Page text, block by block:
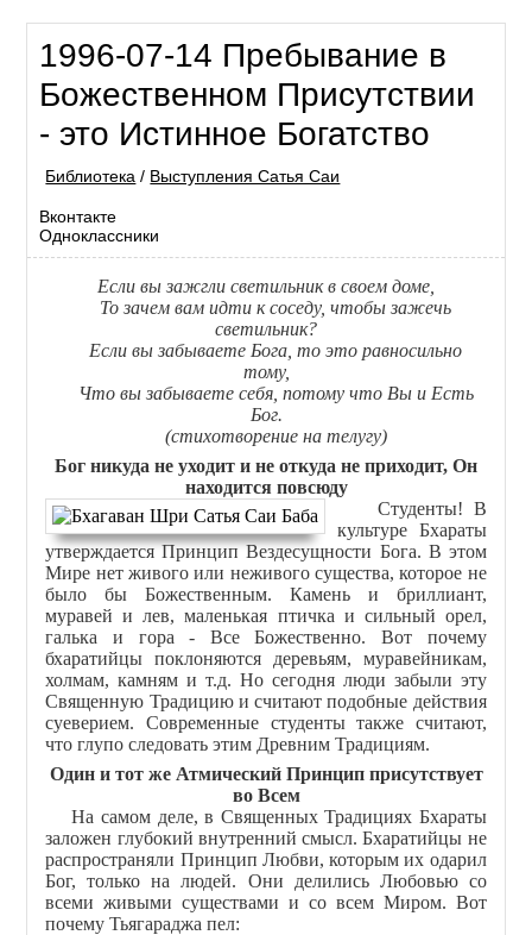
1996-07-14 Пребывание в
Божественном Присутствии
- это Истинное Богатство
Библиотека / Выступления Сатья Саи
Вконтакте
Одноклассники
Если вы зажгли светильник в своем доме,
То зачем вам идти к соседу, чтобы зажечь
светильник?
Если вы забываете Бога, то это равносильно
тому,
Что вы забываете себя, потому что Вы и Есть
Бог.
(стихотворение на телугу)
Бог никуда не уходит и не откуда не приходит, Он
находится повсюду
Студенты! В
культуре Бхараты
утверждается Принцип Вездесущности Бога. В этом
Мире нет живого или неживого существа, которое не
было бы Божественным. Камень и бриллиант,
муравей и лев, маленькая птичка и сильный орел,
галька и гора - Все Божественно. Вот почему
бхаратийцы поклоняются деревьям, муравейникам,
холмам, камням и т.д. Но сегодня люди забыли эту
Священную Традицию и считают подобные действия
суеверием. Современные студенты также считают,
что глупо следовать этим Древним Традициям.
Один и тот же Атмический Принцип присутствует
во Всем
На самом деле, в Священных Традициях Бхараты
заложен глубокий внутренний смысл. Бхаратийцы не
распространяли Принцип Любви, которым их одарил
Бог, только на людей. Они делились Любовью со
всеми живыми существами и со всем Миром. Вот
почему Тьягараджа пел: